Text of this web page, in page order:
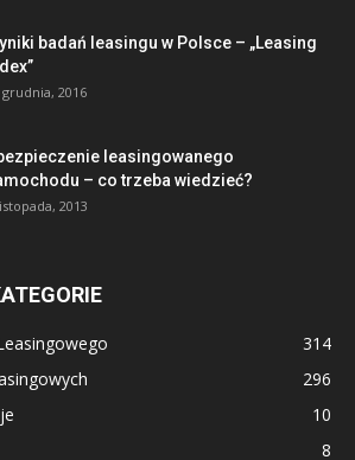
badań leasingu w Polsce – „Leasing
grudnia, 2016
leasingowanego
– co trzeba wiedzieć?
2013
314
296
10
8